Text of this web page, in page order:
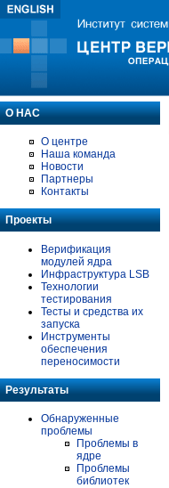
О НАС
О центре
Наша команда
Новости
Партнеры
Контакты
Проекты
Верификация
модулей ядра
Инфраструктура LSB
Технологии
тестирования
Тесты и средства их
запуска
Инструменты
обеспечения
переносимости
Результаты
Обнаруженные
проблемы
Проблемы в
ядре
Проблемы
библиотек